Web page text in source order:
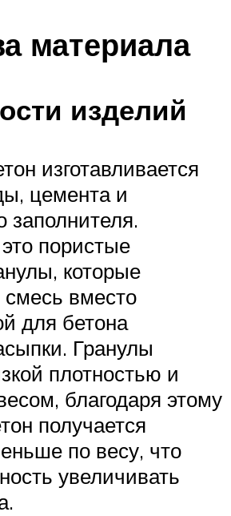
материала
изделий
изготавливается
цемента и
заполнителя.
пористые
которые
вместо
для бетона
Гранулы
плотностью и
благодаря этому
получается
по весу, что
увеличивать